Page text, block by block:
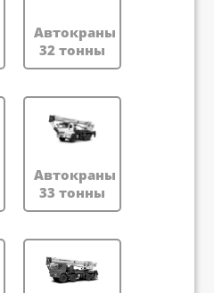
Автокраны
32 тонны
Автокраны
33 тонны